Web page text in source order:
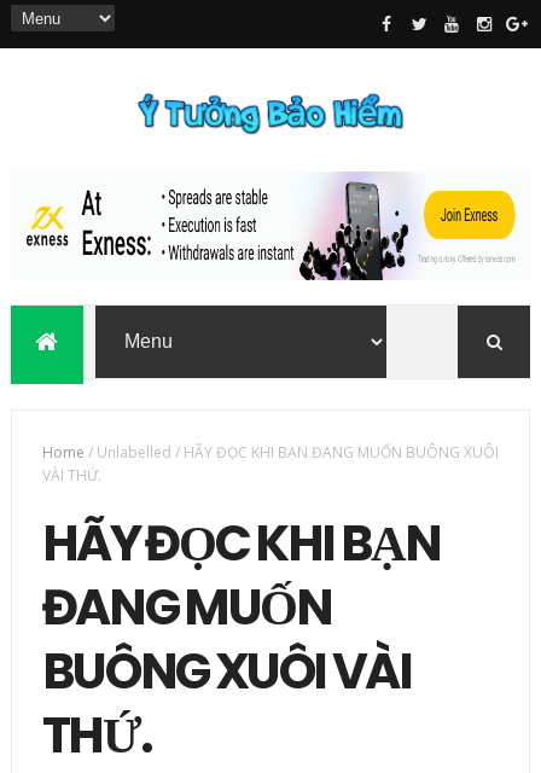
Home /Unlabelled / HÃY ĐỌC KHI BẠN ĐANG MUỐN BUÔNG XUÔI
VÀI THỨ.
HÃY ĐỌC KHI BẠN
ĐANG MUỐN
BUÔNG XUÔI VÀI
THỨ.